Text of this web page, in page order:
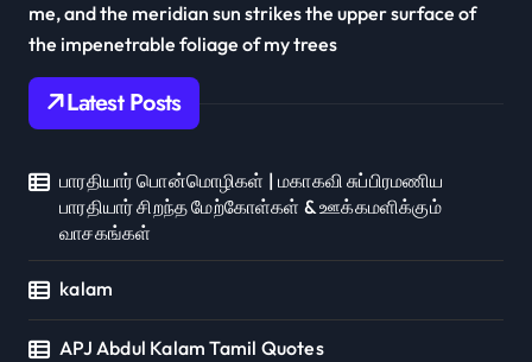
me, and the meridian sun strikes the upper surface of
the impenetrable foliage of my trees
Latest Posts
பாரதியார் பொன்மொழிகள் | மகாகவி சுப்பிரமணிய
பாரதியார் சிறந்த மேற்கோள்கள் & ஊக்கமளிக்கும்
வாசகங்கள்
kalam
APJ Abdul Kalam Tamil Quotes